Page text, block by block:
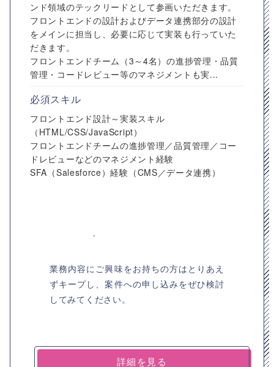
ンド領域のテックリードとして参画いただきます。
フロントエンドの設計およびデータ連携部分の設計
をメインに担当し、必要に応じて実装も行っていた
だきます。
フロントエンドチーム（3～4名）の進捗管理・品質
管理・コードレビュー等のマネジメントも実...
必須スキル
フロントエンド設計～実装スキル
（HTML/CSS/JavaScript）
フロントエンドチームの進捗管理／品質管理／コー
ドレビューなどのマネジメント経験
SFA（Salesforce）経験（CMS／データ連携）
業務内容にご興味をお持ちの方はとりあえ
ずキープし、案件への申し込みをぜひ検討
してみてください。
詳細を見る